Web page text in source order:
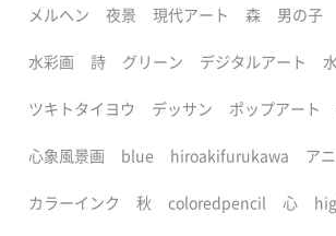
メルヘン 夜景 現代アート 森 男の子
水彩画 詩 グリーン デジタルアート 水
ツキトタイヨウ デッサン ポップアート
心象風景画 blue hiroakifurukawa ア
カラーインク 秋 coloredpencil 心